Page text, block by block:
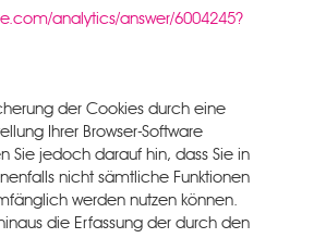
analytics/answer/6004245?
der Cookies durch eine
Ihrer Browser-Software
Sie jedoch darauf hin, dass Sie in
nicht sämtliche Funktionen
werden nutzen können.
die Erfassung der durch den